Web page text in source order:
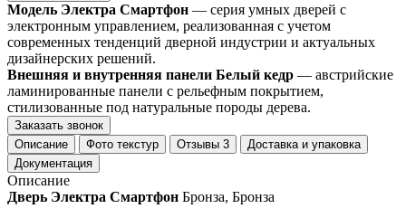
Модель Электра Смартфон — серия умных дверей с
электронным управлением, реализованная с учетом
современных тенденций дверной индустрии и актуальных
дизайнерских решений.
Внешняя и внутренняя панели Белый кедр — австрийские
ламинированные панели с рельефным покрытием,
стилизованные под натуральные породы дерева.
Заказать звонок
Описание
Фото текстур Отзывы 3
Доставка и упаковка
Документация
Описание
Дверь Электра Смартфон Бронза, Бронза